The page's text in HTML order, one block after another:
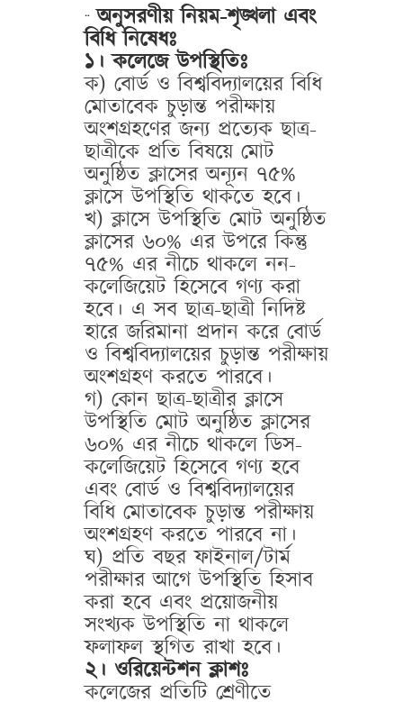
¨অনুসরণীয় নিয়ম-শৃঙ্খলা এবং
বিধি নিষেধঃ
১। কলেজে উপস্থিতিঃ
ক) বোর্ড ও বিশ্ববিদ্যালয়ের বিধি
মোতাবেক চুড়ান্ত পরীক্ষায়
অংশগ্রহণের জন্য প্রত্যেক ছাত্র-
ছাত্রীকে প্রতি বিষয়ে মোট
অনুষ্ঠিত ক্লাসের অন্যূন ৭৫%
ক্লাসে উপস্থিতি থাকতে হবে।
খ) ক্লাসে উপস্থিতি মোট অনুষ্ঠিত
ক্লাসের ৬০% এর উপরে কিন্তু
৭৫% এর নীচে থাকলে নন-
কলেজিয়েট হিসেবে গণ্য করা
হবে। এ সব ছাত্র-ছাত্রী নিদিষ্ট
হারে জরিমানা প্রদান করে বোর্ড
ও বিশ্ববিদ্যালয়ের চুড়ান্ত পরীক্ষায়
অংশগ্রহণ করতে পারবে।
গ) কোন ছাত্র-ছাত্রীর ক্লাসে
উপস্থিতি মোট অনুষ্ঠিত ক্লাসের
৬০% এর নীচে থাকলে ডিস-
কলেজিয়েট হিসেবে গণ্য হবে
এবং বোর্ড ও বিশ্ববিদ্যালয়ের
বিধি মোতাবেক চুড়ান্ত পরীক্ষায়
অংশগ্রহণ করতে পারবে না।
ঘ) প্রতি বছর ফাইনাল/টার্ম
পরীক্ষার আগে উপস্থিতি হিসাব
করা হবে এবং প্রয়োজনীয়
সংখ্যক উপস্থিতি না থাকলে
ফলাফল স্থগিত রাখা হবে।
২। ওরিয়েন্টশন ক্লাশঃ
কলেজের প্রতিটি শ্রেণীতে